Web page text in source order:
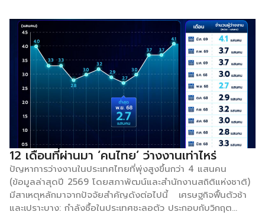
เท่ากับอายุขัย พฤติกรรมนี้เปิดโอกาสมหาศาลให้กับหลากหลาย
ธุรกิจ โดยเฉพาะ ธุรกิจเฮลธ์แคร์และการแพทย์มูลค่าสูง เช่น การ
ตรวจรหัสพันธุกรรม (Genetic Testing) เพื่อวางแผนสุขภาพ
เฉพาะบุคคล รวมถึง ธุรกิจเทคโนโลยี (HealthTech) อย่าง
อุปกรณ์สวมใส่ (Wearables) ที่ตรวจวัดสัญญาณชีพแบบเรียล
ไทม์ นอกจากนี้ยังขยายวงกว้างไปสู่อุตสาหกรรม อาหารฟังก์ชั่น
(Functional Food) สารอาหารบำบัด เซลล์บำบัด ตลอดจน
อสังหาริมทรัพย์แนวเวลเนส (Wellness Real Estate) ที่
ออกแบบมาเพื่อรองรับการใช้ชีวิตอย่างกระฉับกระเฉง และ สตาร์ท
อัพด้านการเงิน (FinTech) ที่เน้นการวางแผนสินทรัพย์เพื่อใช้ชีวิต
หลังเกษียณแบบยาวนานอย่างมั่นคง ใครที่จับจับเทรนด์การ
ป้องกันก่อนป่วย (Preventive Care) นี้ได้ก่อน คือผู้กุมเค้กก้อน
ใหญ่ในตลาดผู้บริโภคที่มีกำลังซื้อสูงที่สุดในยุคนี้
12 เดือนที่ผ่านมา ‘คนไทย’ ว่างงานเท่าไหร่
ปัญหาการว่างงานในประเทศไทยที่พุ่งสูงขึ้นกว่า 4 แสนคน
(ข้อมูลล่าสุดปี 2569 โดยสภาพัฒน์และสำนักงานสถิติแห่งชาติ)
มีสาเหตุหลักมาจากปัจจัยสำคัญดังต่อไปนี้ เศรษฐกิจฟื้นตัวช้า
และเปราะบาง: กำลังซื้อในประเทศชะลอตัว ประกอบกับวิกฤต